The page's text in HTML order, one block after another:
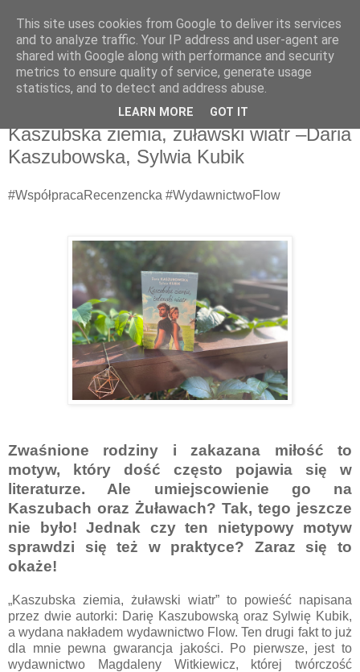
Recenzje na widelcu
Portal kulturalny - książki, recenzje, inspiracje, konkursy.
niedziela, 11 sierpnia 2024
Kaszubska ziemia, żuławski wiatr –Daria
Kaszubowska, Sylwia Kubik
#WspółpracaRecenzencka #WydawnictwoFlow
Zwaśnione rodziny i zakazana miłość to
motyw, który dość często pojawia się w
literaturze. Ale umiejscowienie go na
Kaszubach oraz Żuławach? Tak, tego jeszcze
nie było! Jednak czy ten nietypowy motyw
sprawdzi się też w praktyce? Zaraz się to
okaże!
„Kaszubska ziemia, żuławski wiatr” to powieść napisana
przez dwie autorki: Darię Kaszubowską oraz Sylwię Kubik,
a wydana nakładem wydawnictwo Flow. Ten drugi fakt to już
dla mnie pewna gwarancja jakości. Po pierwsze, jest to
wydawnictwo Magdaleny Witkiewicz, której twórczość
This site uses cookies from Google to deliver its services
and to analyze traffic. Your IP address and user-agent are
shared with Google along with performance and security
metrics to ensure quality of service, generate usage
statistics, and to detect and address abuse.
LEARN MORE GOT IT